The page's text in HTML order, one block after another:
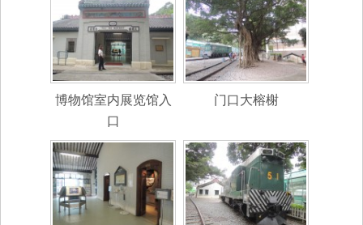
博物馆室内展览馆入
口
门口大榕榭